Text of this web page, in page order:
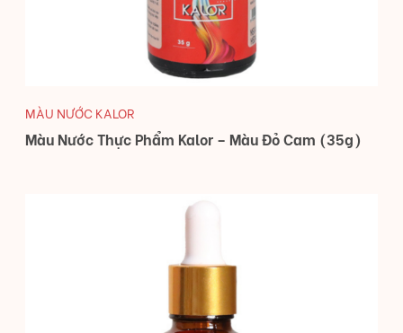
MÀU NƯỚC KALOR
Màu Nước Thực Phẩm Kalor – Màu Đỏ Cam (35g)